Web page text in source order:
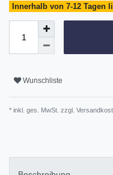
Innerhalb von 7-12 Tagen
Wunschliste
* inkl. ges. MwSt. zzgl.